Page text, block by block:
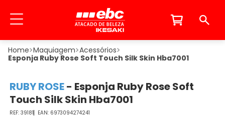
Maquiagem Acessórios
Esponja Ruby Rose Soft Touch Silk Skin Hba7001
RUBY ROSE- Esponja Ruby Rose Soft
Touch Silk Skin Hba7001
39181 6973094274241